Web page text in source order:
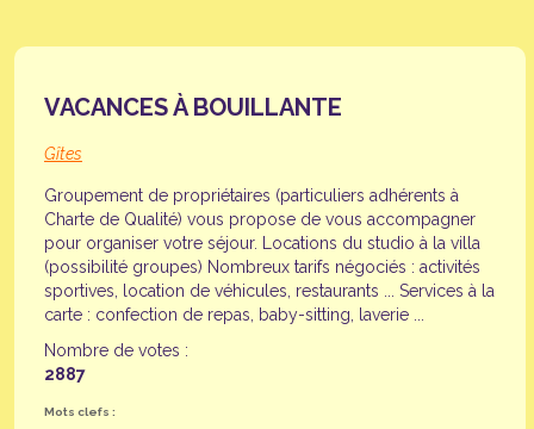
VACANCES À BOUILLANTE
Gîtes
Groupement de propriétaires (particuliers adhérents à
Charte de Qualité) vous propose de vous accompagner
pour organiser votre séjour. Locations du studio à la villa
(possibilité groupes) Nombreux tarifs négociés : activités
sportives, location de véhicules, restaurants ... Services à la
carte : confection de repas, baby-sitting, laverie ...
Nombre de votes :
2887
Mots clefs :